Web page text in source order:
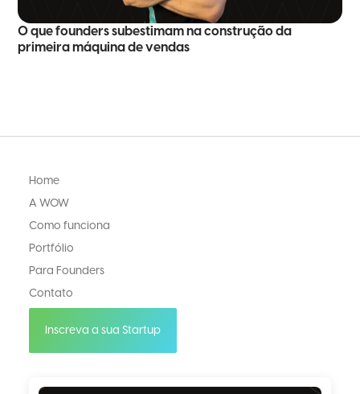
O que founders subestimam na construção da
primeira máquina de vendas
Home
A WOW
Como funciona
Portfólio
Para Founders
Contato
Inscreva a sua Startup